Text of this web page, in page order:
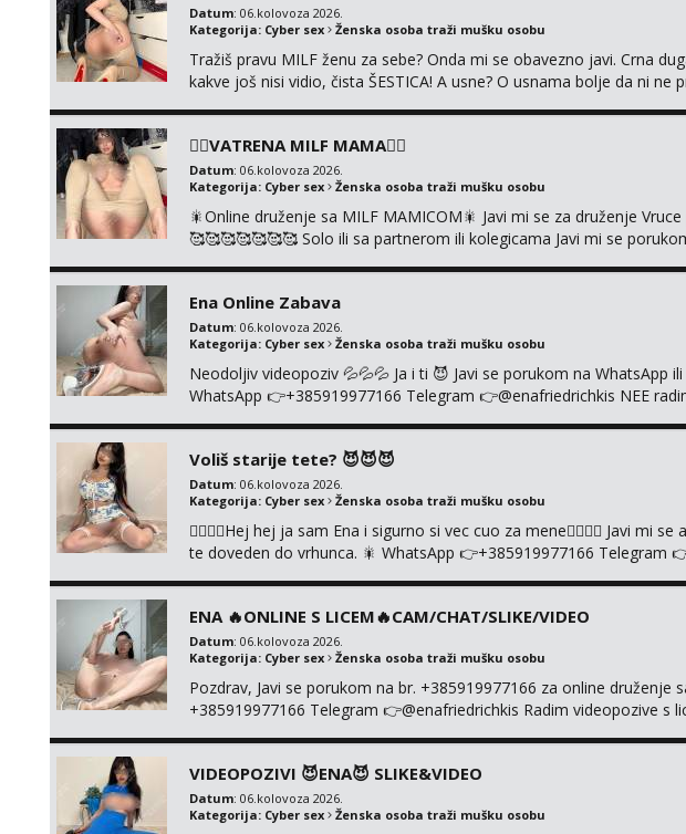
Datum: 06.kolovoza 2026.
Kategorija: Cyber sex Ženska osoba traži mušku osobu
Tražiš pravu MILF ženu za sebe? Onda mi se obavezno javi. Crna
kakve još nisi vidio, čista ŠESTICA! A usne? O usnama bolje da ni ne
❤️‍🔥VATRENA MILF MAMA❤️‍🔥
Datum: 06.kolovoza 2026.
Kategorija: Cyber sex Ženska osoba traži mušku osobu
🎇Online druženje sa MILF MAMICOM🎇 Javi mi se za druženje
🥰🥰🥰🥰🥰🥰🥰 Solo ili sa partnerom ili kolegicama Javi mi se
Ena Online Zabava
Datum: 06.kolovoza 2026.
Kategorija: Cyber sex Ženska osoba traži mušku osobu
Neodoljiv videopoziv 💦💦💦 Ja i ti 😈 Javi se porukom na WhatsApp
WhatsApp 👉+385919977166 Telegram 👉@enafriedrichkis NEE
Voliš starije tete? 😈😈😈
Datum: 06.kolovoza 2026.
Kategorija: Cyber sex Ženska osoba traži mušku osobu
❤️‍🔥❤️‍🔥Hej hej ja sam Ena i sigurno si vec cuo za mene❤️‍🔥❤️‍🔥 Javi mi
te doveden do vrhunca. 🎇 WhatsApp 👉+385919977166 Telegram
ENA 🔥ONLINE S LICEM🔥CAM/CHAT/SLIKE/VIDEO
Datum: 06.kolovoza 2026.
Kategorija: Cyber sex Ženska osoba traži mušku osobu
Pozdrav, Javi se porukom na br. +385919977166 za online druženje
+385919977166 Telegram 👉@enafriedrichkis Radim videopozive s
NIŠTA UŽI...
VIDEOPOZIVI 😈ENA😈 SLIKE&VIDEO
Datum: 06.kolovoza 2026.
Kategorija: Cyber sex Ženska osoba traži mušku osobu